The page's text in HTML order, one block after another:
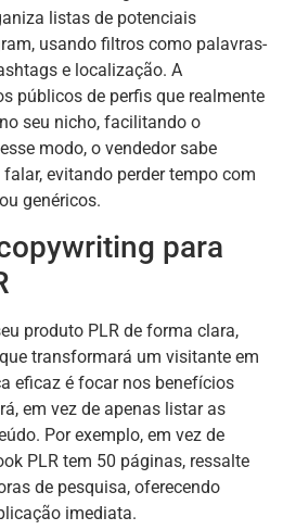
listas de potenciais
usando filtros como palavras-
e localização. A
públicos de perfis que realmente
seu nicho, facilitando o
modo, o vendedor sabe
evitando perder tempo com
genéricos.
para
produto PLR de forma clara,
transformará um visitante em
eficaz é focar nos benefícios
em vez de apenas listar as
Por exemplo, em vez de
PLR tem 50 páginas, ressalte
de pesquisa, oferecendo
imediata.